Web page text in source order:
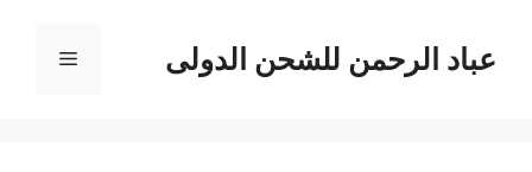
المحتوىعباد الرحمن للشحن الدولى القائمة